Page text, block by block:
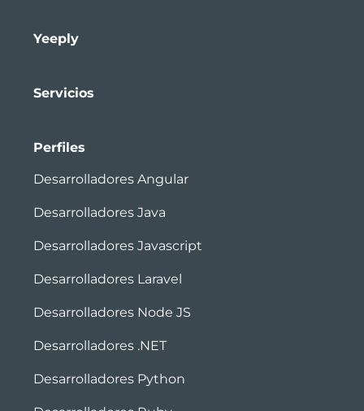
Yeeply
Servicios
Perfiles
Desarrolladores Angular
Desarrolladores Java
Desarrolladores Javascript
Desarrolladores Laravel
Desarrolladores Node JS
Desarrolladores .NET
Desarrolladores Python